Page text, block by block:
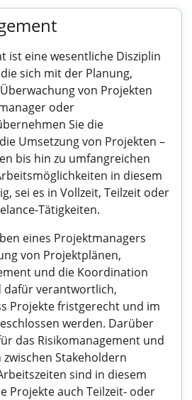
ist eine wesentliche Disziplin
sich mit der Planung,
von Projekten
oder
Sie die
Umsetzung von Projekten –
bis hin zu umfangreichen
in diesem
sei es in Vollzeit, Teilzeit oder
Tätigkeiten.
eines Projektmanagers
von Projektplänen,
und die Koordination
dafür verantwortlich,
Projekte fristgerecht und im
werden. Darüber
das Risikomanagement und
Stakeholdern
sind in diesem
Projekte auch Teilzeit- oder